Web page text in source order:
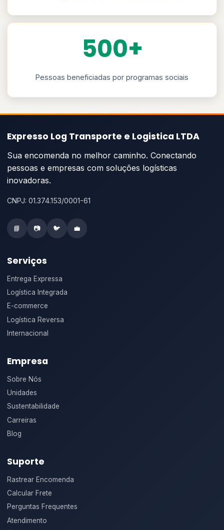
500+
Pessoas beneficiadas por programas sociais
Expresso Log Transporte e Logistica LTDA
Sua encomenda no melhor caminho. Conectando
pessoas e empresas com soluções logísticas
inovadoras.
CNPJ: 01.374.153/0001-61
📘 📷 🐦 💼
Serviços
Entrega Expressa
Logística Integrada
E-commerce
Logística Reversa
Internacional
Empresa
Sobre Nós
Unidades
Sustentabilidade
Carreiras
Blog
Suporte
Rastrear Encomenda
Calcular Frete
Perguntas Frequentes
Atendimento